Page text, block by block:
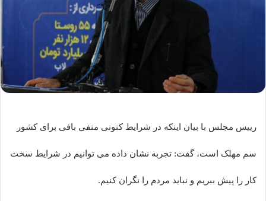
رییس مجلس با بیان اینکه در شرایط کنونی منفی بافی برای کشور
سم مهلک است، گفت: تجربه نشان داده می توانیم در شرایط سخت
کار را پیش ببریم و نباید مردم را نگران کنیم.